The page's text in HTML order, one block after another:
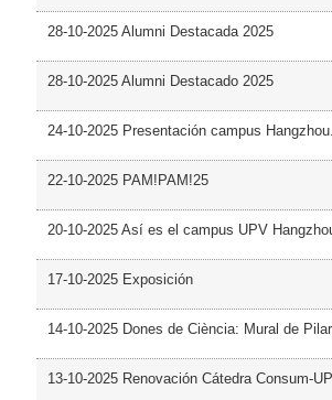
28-10-2025 Alumni Destacada 2025
28-10-2025 Alumni Destacado 2025
24-10-2025 Presentación campus
22-10-2025 PAM!PAM!25
20-10-2025 Así es el campus UPV
17-10-2025 Exposición
14-10-2025 Dones de Ciència: Mural de
13-10-2025 Renovación Cátedra Consum-